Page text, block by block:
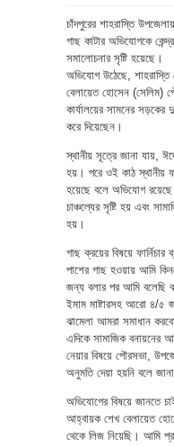
চাঁদপুরের শাহরাস্তি
গাছ কাটার অভিযোগকে
সমালোচনার সৃষ্টি হয়েছে।
অভিযোগ উঠেছে, শাহরাস্তি
বেলায়েত হোসেন (সেলিম)
কার্যালয়ের সামনের সড়কের
করে দিয়েছেন।
স্থানীয় সূত্রে জানা যায়,
হয়। পরে ওই কাঠ স্থানীয়
হয়েছে বলে অভিযোগ
চাঞ্চল্যের সৃষ্টি হয় এবং
হয়।
গাছ ক্রয়ের বিষয়ে ফার্নিচার
পাশের গাছ হওয়ায় আমি
জন্য বলার পর আমি বলেছি
ইমাম মাষ্টারসহ আরো ৪/
ঝামেলা আমরা সমাধান
এদিকে সামাজিক বনায়নের
নেয়ার বিষয়ে পৌরসভা,
অনুমতি দেয়া হয়নি বলে
অভিযোগের বিষয়ে জানতে
আহ্বায়ক শেখ বেলায়েত
থেকে লিজ নিয়েছি। আমি